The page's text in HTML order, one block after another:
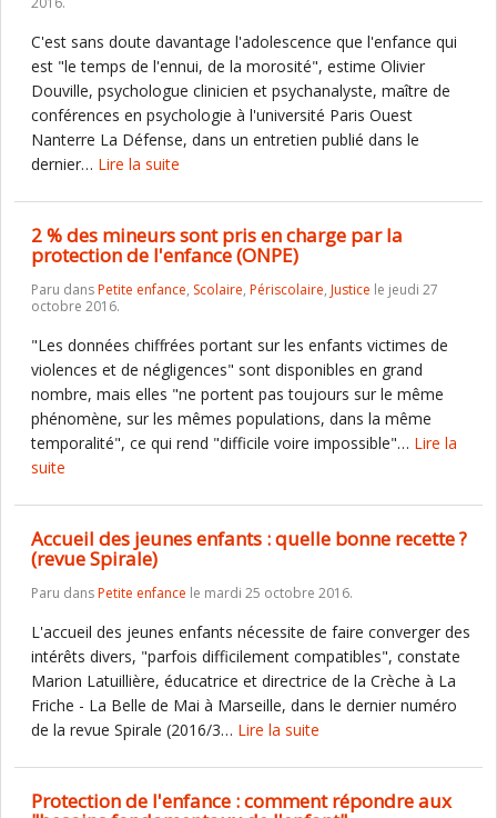
C'est sans doute davantage l'adolescence que l'enfance qui
est "le temps de l'ennui, de la morosité", estime Olivier
Douville, psychologue clinicien et psychanalyste, maître de
conférences en psychologie à l'université Paris Ouest
Nanterre La Défense, dans un entretien publié dans le
dernier… Lire la suite
2 % des mineurs sont pris en charge par la
protection de l'enfance (ONPE)
Paru dansPetite enfance, Scolaire, Périscolaire, Justice le jeudi 27
octobre 2016.
"Les données chiffrées portant sur les enfants victimes de
violences et de négligences" sont disponibles en grand
nombre, mais elles "ne portent pas toujours sur le même
phénomène, sur les mêmes populations, dans la même
temporalité", ce qui rend "difficile voire impossible"… Lire la
suite
Accueil des jeunes enfants : quelle bonne recette ?
(revue Spirale)
Paru dansPetite enfance le mardi 25 octobre 2016.
L'accueil des jeunes enfants nécessite de faire converger des
intérêts divers, "parfois difficilement compatibles", constate
Marion Latuillière, éducatrice et directrice de la Crèche à La
Friche - La Belle de Mai à Marseille, dans le dernier numéro
de la revue Spirale (2016/3… Lire la suite
Protection de l'enfance : comment répondre aux